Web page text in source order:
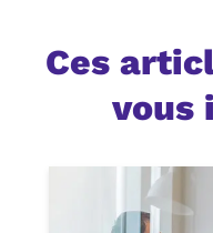
Ces
vous